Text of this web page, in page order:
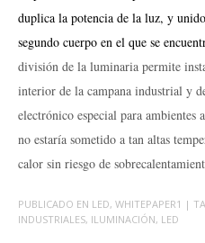
duplica la potencia de la luz, y
segundo cuerpo en el que se
división de la luminaria permite
interior de la campana industrial y
electrónico especial para ambientes
no estaría sometido a tan altas
calor sin riesgo de
PUBLICADO EN LED, WHITEPAPER1 |
INDUSTRIALES, ILUMINACIÓN, LED